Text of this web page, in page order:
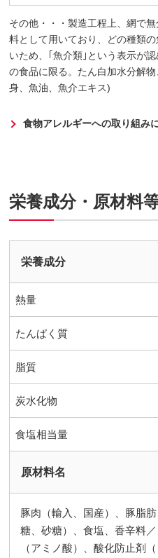
その他・・・製造工程上、網で
料として用いており、どの種類
いため、｢魚介類｣という表示が
の食品に限る。たん白加水分解
身、魚油、魚介エキス)
食物アレルギーへの取り組み
栄養成分・原材料
栄養成分
熱量
たんぱく質
脂質
炭水化物
食塩相当量
原材料名
豚肉（輸入、国産）、豚脂
糖、砂糖）、食塩、香辛料
（アミノ酸）、酸化防止剤